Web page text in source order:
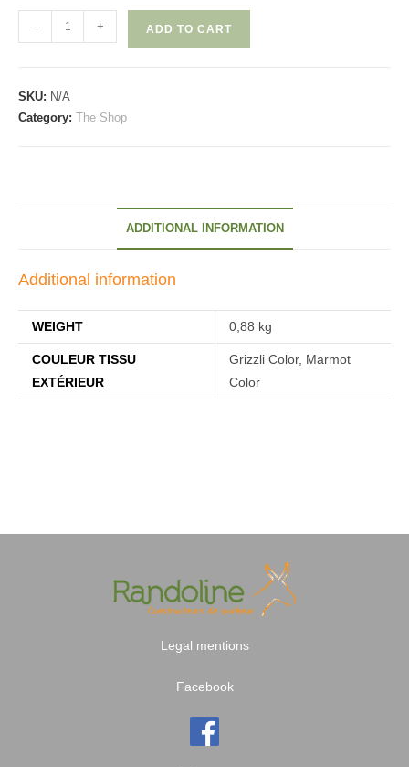
Polichon
quantity
- + ADD TO CART
SKU: N/A
Category: The Shop
ADDITIONAL INFORMATION
Additional information
WEIGHT 0,88 kg
COULEUR TISSU
EXTÉRIEUR
Grizzli Color, Marmot
Color
Legal mentions
Facebook